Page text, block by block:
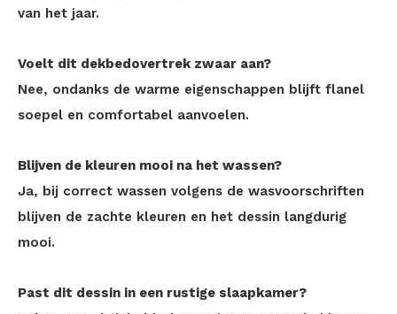
van het jaar.
Voelt dit dekbedovertrek zwaar aan?
Nee, ondanks de warme eigenschappen blijft flanel
soepel en comfortabel aanvoelen.
Blijven de kleuren mooi na het wassen?
Ja, bij correct wassen volgens de wasvoorschriften
blijven de zachte kleuren en het dessin langdurig
mooi.
Past dit dessin in een rustige slaapkamer?